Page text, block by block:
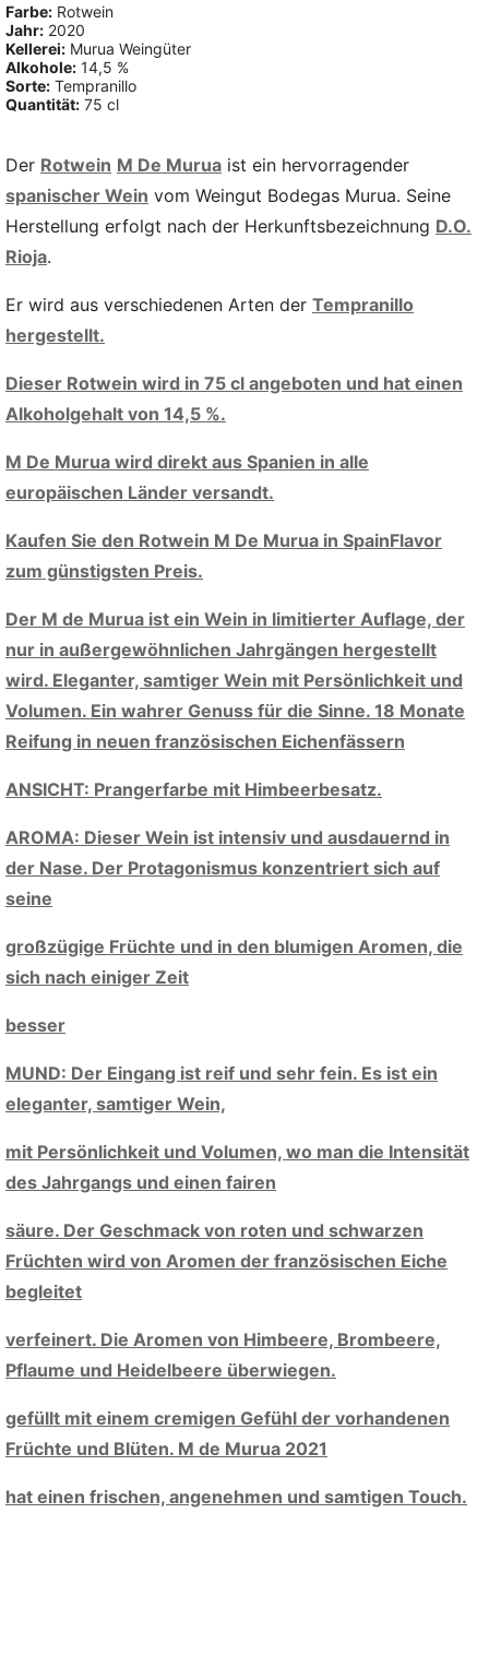
Farbe: Rotwein
Jahr: 2020
Kellerei: Murua Weingüter
Alkohole: 14,5 %
Sorte: Tempranillo
Quantität: 75 cl
Der Rotwein M De Murua ist ein hervorragender
spanischer Wein vom Weingut Bodegas Murua. Seine
Herstellung erfolgt nach der Herkunftsbezeichnung D.O.
Rioja.
Er wird aus verschiedenen Arten der Tempranillo
hergestellt.
Dieser Rotwein wird in 75 cl angeboten und hat einen
Alkoholgehalt von 14,5 %.
M De Murua wird direkt aus Spanien in alle
europäischen Länder versandt.
Kaufen Sie den Rotwein M De Murua in SpainFlavor
zum günstigsten Preis.
Der M de Murua ist ein Wein in limitierter Auflage, der
nur in außergewöhnlichen Jahrgängen hergestellt
wird. Eleganter, samtiger Wein mit Persönlichkeit und
Volumen. Ein wahrer Genuss für die Sinne. 18 Monate
Reifung in neuen französischen Eichenfässern
ANSICHT: Prangerfarbe mit Himbeerbesatz.
AROMA: Dieser Wein ist intensiv und ausdauernd in
der Nase. Der Protagonismus konzentriert sich auf
seine
großzügige Früchte und in den blumigen Aromen, die
sich nach einiger Zeit
besser
MUND: Der Eingang ist reif und sehr fein. Es ist ein
eleganter, samtiger Wein,
mit Persönlichkeit und Volumen, wo man die Intensität
des Jahrgangs und einen fairen
säure. Der Geschmack von roten und schwarzen
Früchten wird von Aromen der französischen Eiche
begleitet
verfeinert. Die Aromen von Himbeere, Brombeere,
Pflaume und Heidelbeere überwiegen.
gefüllt mit einem cremigen Gefühl der vorhandenen
Früchte und Blüten. M de Murua 2021
hat einen frischen, angenehmen und samtigen Touch.